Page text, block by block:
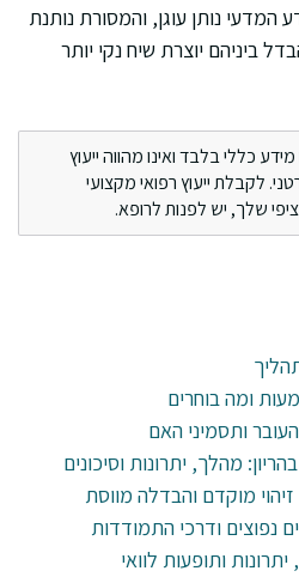
המדעי נותן עוגן, והמסורת נותנת
ביניהם יוצרת שיח נקי יותר
כללי בלבד ואינו מהווה ייעוץ
לקבלת ייעוץ רפואי מקצועי
שלך, יש לפנות לרופא.
ומה בוחרים
מהלך, יתרונות וסיכונים
מוקדם והבדלה מווסת
נפוצים ודרכי התמודדות
ותופעות לוואי